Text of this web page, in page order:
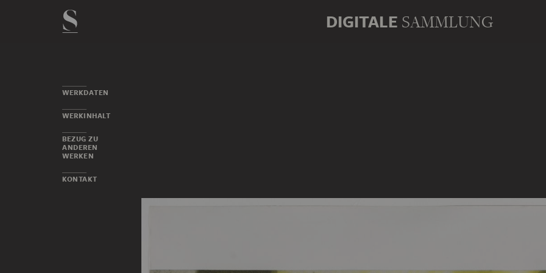
DIGITALE SAMMLUNG
WERKDATEN
WERKINHALT
BEZUG ZU
ANDEREN
WERKEN
KONTAKT